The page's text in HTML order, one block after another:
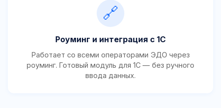
🔗
Роуминг и интеграция с 1С
Работает со всеми операторами ЭДО через
роуминг. Готовый модуль для 1С — без ручного
ввода данных.